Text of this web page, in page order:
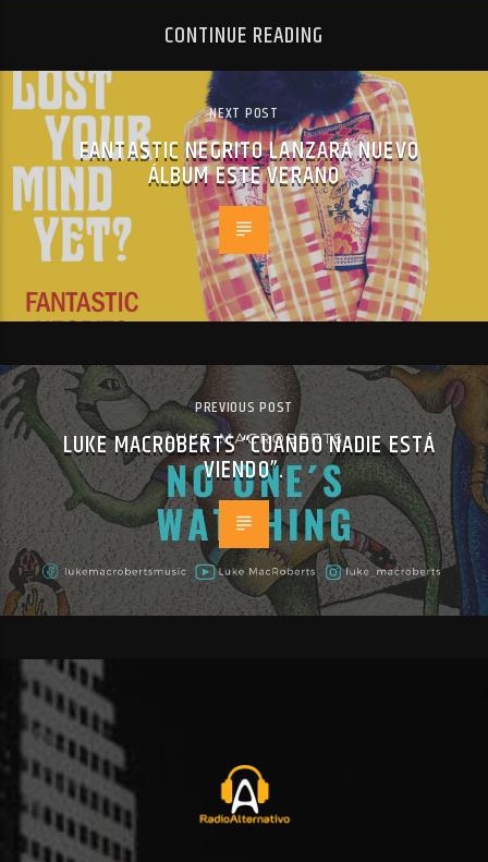
CONTINUE READING
NEXT POST
FANTASTIC NEGRITO LANZARÁ NUEVO
ÁLBUM ESTE VERANO
PREVIOUS POST
LUKE MACROBERTS “CUANDO NADIE ESTÁ
VIENDO”.